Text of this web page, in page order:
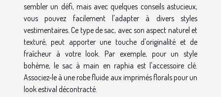
sembler un défi, mais avec quelques conseils astucieux,
vous pouvez facilement l'adapter à divers styles
vestimentaires. Ce type de sac, avec son aspect naturel et
texturé, peut apporter une touche d'originalité et de
fraîcheur à votre look. Par exemple, pour un style
bohème, le sac à main en raphia est l'accessoire clé.
Associez-le à une robe fluide aux imprimés florals pour un
look estival décontracté.